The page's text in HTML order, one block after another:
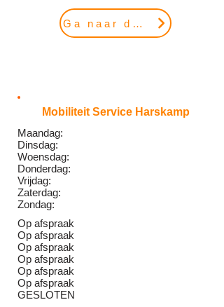
Ga naar de website
Mobiliteit Service Harskamp
Maandag:
Dinsdag:
Woensdag:
Donderdag:
Vrijdag:
Zaterdag:
Zondag:
Op afspraak
Op afspraak
Op afspraak
Op afspraak
Op afspraak
Op afspraak
GESLOTEN